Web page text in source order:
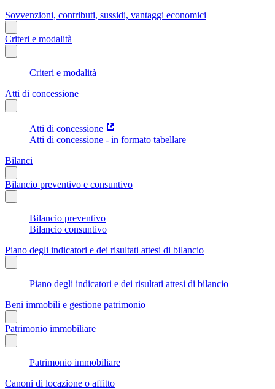
Sovvenzioni, contributi, sussidi, vantaggi economici
Criteri e modalità
Criteri e modalità
Atti di concessione
Atti di concessione
Atti di concessione - in formato tabellare
Bilanci
Bilancio preventivo e consuntivo
Bilancio preventivo
Bilancio consuntivo
Piano degli indicatori e dei risultati attesi di bilancio
Piano degli indicatori e dei risultati attesi di bilancio
Beni immobili e gestione patrimonio
Patrimonio immobiliare
Patrimonio immobiliare
Canoni di locazione o affitto